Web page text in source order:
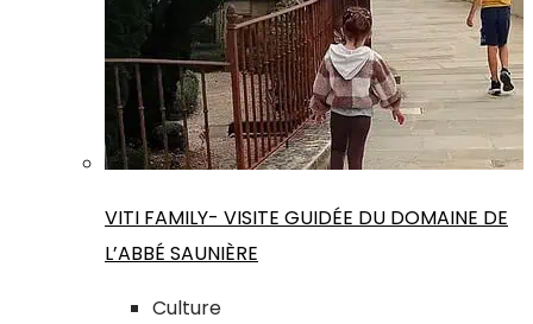
VITI FAMILY- VISITE GUIDÉE DU DOMAINE DE
L’ABBÉ SAUNIÈRE
Culture